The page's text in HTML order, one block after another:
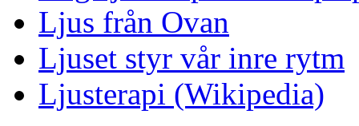
Ljus från Ovan
Ljuset styr vår inre rytm
Ljusterapi (Wikipedia)